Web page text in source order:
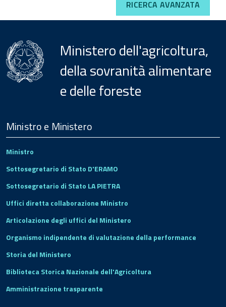
RICERCA AVANZATA
Ministero dell'agricoltura,
della sovranità alimentare
e delle foreste
Footer
Ministro e Ministero
Ministro
Sottosegretario di Stato D'ERAMO
Sottosegretario di Stato LA PIETRA
Uffici diretta collaborazione Ministro
Articolazione degli uffici del Ministero
Organismo indipendente di valutazione della performance
Storia del Ministero
Biblioteca Storica Nazionale dell'Agricoltura
Amministrazione trasparente